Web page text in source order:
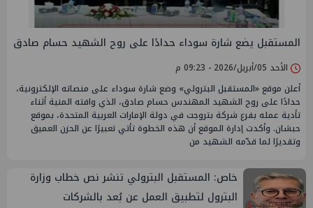
المستقبل يضع شارة سوداء حدادًا على روح الشهيد حسام صادق
الأحد 05/أبريل/2026 - 09:23 م
أعلن موقع «المستقبل البترولي» وضع شارة سوداء على منصاته الإلكترونية،
حدادًا على روح الشهيد المهندس حسام صادق، الذي وافته المنية أثناء
تأدية عمله بفرع شركة بتروجت في دولة الإمارات العربية المتحدة، بموقع
حبشان. وأكدت إدارة الموقع أن هذه الخطوة تأتي تعبيرًا عن الحزن العميق
وتقديرًا لما قدّمه الشهيد من
خاص: المستقبل البترولي تنشر نص خطاب وزارة
البترول لتطبيق العمل عن بُعد بالشركات